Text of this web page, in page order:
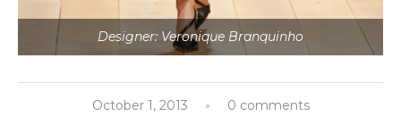
Designer: Veronique Branquinho
October 1, 2013 0 comments